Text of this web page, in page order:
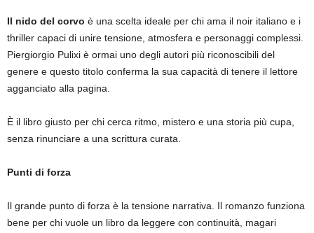
Il nido del corvo è una scelta ideale per chi ama il noir italiano e i
thriller capaci di unire tensione, atmosfera e personaggi complessi.
Piergiorgio Pulixi è ormai uno degli autori più riconoscibili del
genere e questo titolo conferma la sua capacità di tenere il lettore
agganciato alla pagina.
È il libro giusto per chi cerca ritmo, mistero e una storia più cupa,
senza rinunciare a una scrittura curata.
Punti di forza
Il grande punto di forza è la tensione narrativa. Il romanzo funziona
bene per chi vuole un libro da leggere con continuità, magari